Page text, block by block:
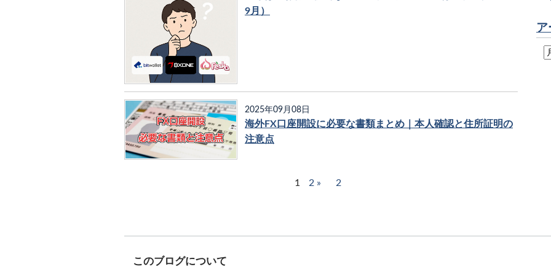
9月）
2025年09月08日
海外FX口座開設に必要な書類まとめ｜本人確認と住所証明の
注意点
1 2 2
ア
このブログについて